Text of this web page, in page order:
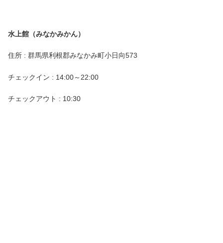
水上館（みなかみかん）
住所 : 群馬県利根郡みなかみ町小日向573
チェックイン : 14:00～22:00
チェックアウト : 10:30